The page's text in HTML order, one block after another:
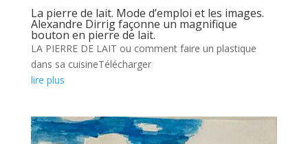
La pierre de lait. Mode d’emploi et les images.
Alexandre Dirrig façonne un magnifique
bouton en pierre de lait.
LA PIERRE DE LAIT ou comment faire un plastique
dans sa cuisineTélécharger
lire plus